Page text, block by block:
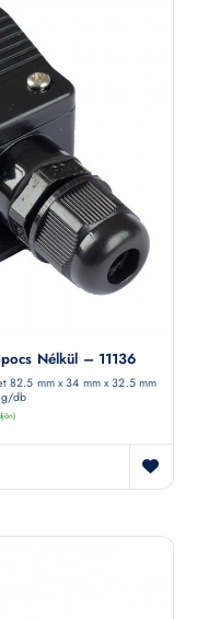
Nélkül – 11136
82.5 mm x 34 mm x 32.5 mm
g/db